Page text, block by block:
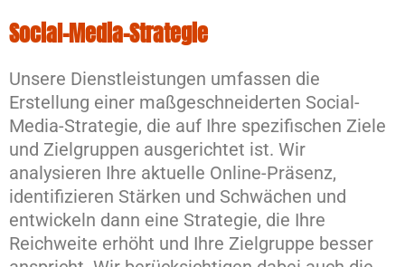
Social-Media-Strategie
Unsere Dienstleistungen umfassen die
Erstellung einer maßgeschneiderten Social-
Media-Strategie, die auf Ihre spezifischen Ziele
und Zielgruppen ausgerichtet ist. Wir
analysieren Ihre aktuelle Online-Präsenz,
identifizieren Stärken und Schwächen und
entwickeln dann eine Strategie, die Ihre
Reichweite erhöht und Ihre Zielgruppe besser